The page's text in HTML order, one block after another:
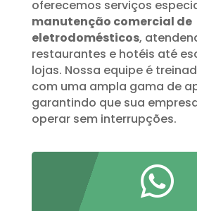
oferecemos serviços
manutenção comercial de
eletrodomésticos,
restaurantes e hotéis até
lojas. Nossa equipe é
com uma ampla gama de
garantindo que sua
operar sem interrupções.
